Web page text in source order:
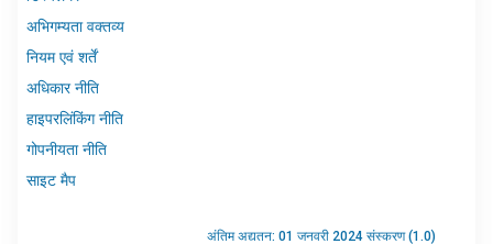
अभिगम्यता वक्तव्य
नियम एवं शर्तें
अधिकार नीति
हाइपरलिंकिंग नीति
गोपनीयता नीति
साइट मैप
अंतिम अद्यतन: 01 जनवरी 2024 संस्करण (1.0)